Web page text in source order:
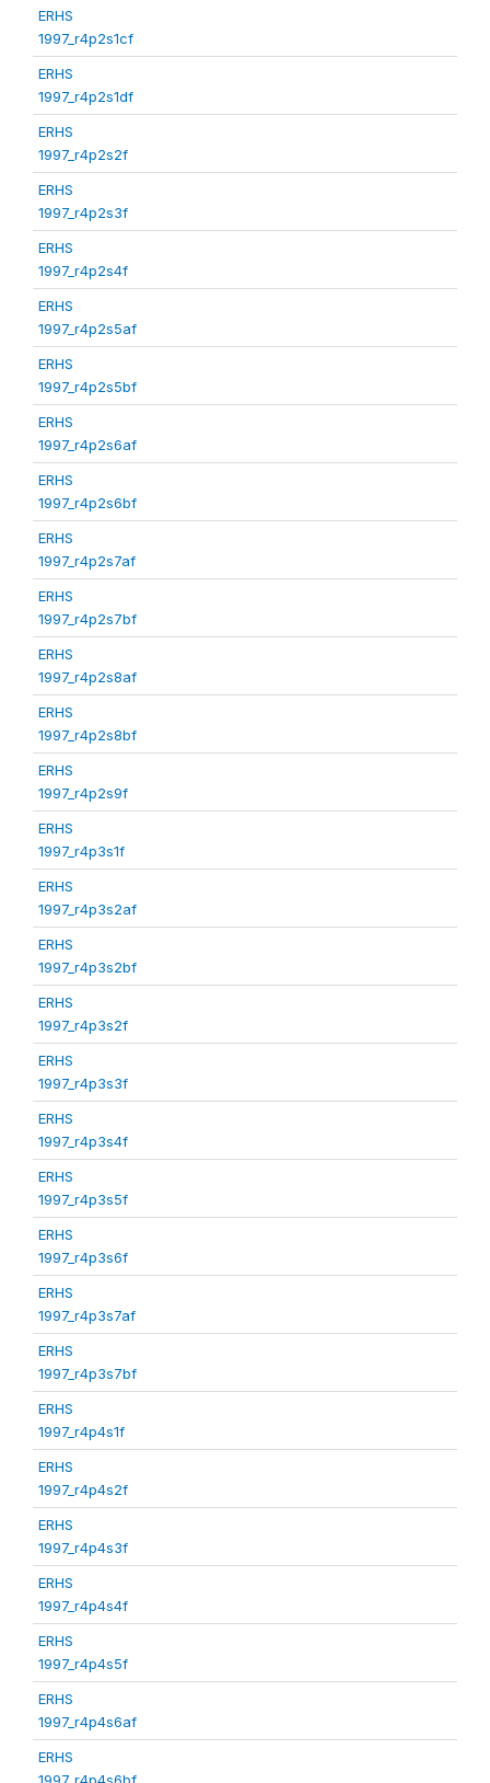
ERHS
1997_r4p2s1cf
ERHS
1997_r4p2s1df
ERHS
1997_r4p2s2f
ERHS
1997_r4p2s3f
ERHS
1997_r4p2s4f
ERHS
1997_r4p2s5af
ERHS
1997_r4p2s5bf
ERHS
1997_r4p2s6af
ERHS
1997_r4p2s6bf
ERHS
1997_r4p2s7af
ERHS
1997_r4p2s7bf
ERHS
1997_r4p2s8af
ERHS
1997_r4p2s8bf
ERHS
1997_r4p2s9f
ERHS
1997_r4p3s1f
ERHS
1997_r4p3s2af
ERHS
1997_r4p3s2bf
ERHS
1997_r4p3s2f
ERHS
1997_r4p3s3f
ERHS
1997_r4p3s4f
ERHS
1997_r4p3s5f
ERHS
1997_r4p3s6f
ERHS
1997_r4p3s7af
ERHS
1997_r4p3s7bf
ERHS
1997_r4p4s1f
ERHS
1997_r4p4s2f
ERHS
1997_r4p4s3f
ERHS
1997_r4p4s4f
ERHS
1997_r4p4s5f
ERHS
1997_r4p4s6af
ERHS
1997_r4p4s6bf